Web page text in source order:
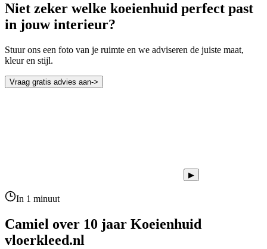
Niet zeker welke koeienhuid perfect past
in jouw interieur?
Stuur ons een foto van je ruimte en we adviseren de juiste maat,
kleur en stijl.
Vraag gratis advies aan->
▶
In 1 minuut
Camiel over 10 jaar Koeienhuid
vloerkleed.nl